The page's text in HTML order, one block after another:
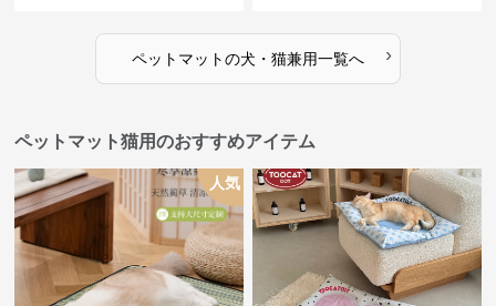
ペットマットの犬・猫兼用一覧へ ›
ペットマット猫用のおすすめアイテム
人気